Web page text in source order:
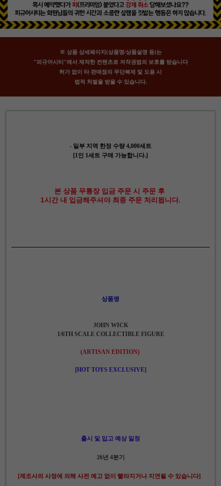
※ 상품 상세페이지(상품명/상품설명 등)는
"피규어시티"에서 제작한 컨텐츠로 저작권법의 보호를 받습니다
허가 없이 타 판매점의 무단복제 및 도용 시
법적 처벌을 받을 수 있습니다.
- 일부 지역 한정 수량 4,000세트
[1인 1세트 구매 가능합니다.]
본 상품 무통장 입금 주문 시 주문 후
1시간 내 입금해주셔야 최종 주문 처리됩니다.
상품명
JOHN WICK
1/6TH SCALE COLLECTIBLE FIGURE
(ARTISAN EDITION)
[HOT TOYS EXCLUSIVE]
출시 및 입고 예상 일정
26년 4분기
[제조사의 사정에 의해 사전 예고 없이 빨라지거나 지연될 수 있습니다]